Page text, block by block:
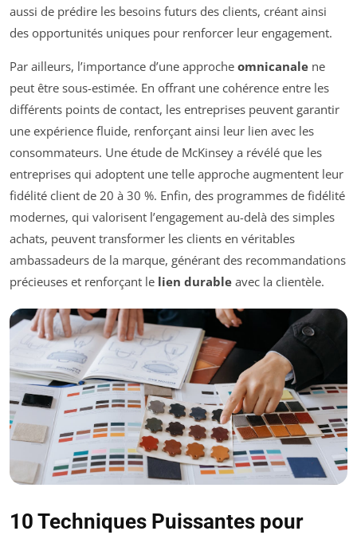
aussi de prédire les besoins futurs des clients, créant ainsi
des opportunités uniques pour renforcer leur engagement.
Par ailleurs, l’importance d’une approche omnicanale ne
peut être sous-estimée. En offrant une cohérence entre les
différents points de contact, les entreprises peuvent garantir
une expérience fluide, renforçant ainsi leur lien avec les
consommateurs. Une étude de McKinsey a révélé que les
entreprises qui adoptent une telle approche augmentent leur
fidélité client de 20 à 30 %. Enfin, des programmes de fidélité
modernes, qui valorisent l’engagement au-delà des simples
achats, peuvent transformer les clients en véritables
ambassadeurs de la marque, générant des recommandations
précieuses et renforçant le lien durable avec la clientèle.
10 Techniques Puissantes pour